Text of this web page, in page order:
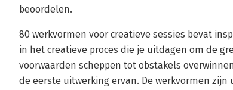
beoordelen.
80 werkvormen voor creatieve sessies bevat
in het creatieve proces die je uitdagen om de
voorwaarden scheppen tot obstakels
de eerste uitwerking ervan. De werkvormen